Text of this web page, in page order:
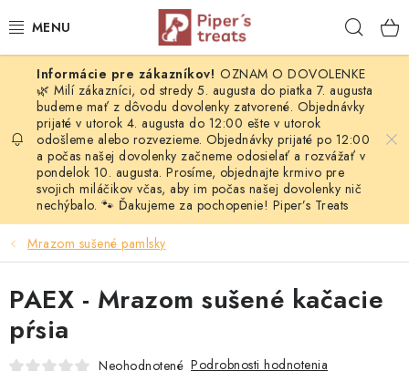
na
NAŠE SPRÁVY
PIPER'S NOVINKY
BARF PRE PSOV
BARF PRE MAČKY
MRAZOM SUŠENÉ PAMLSKY
SUŠENÉ KOMPLETNÉ MENU
VÝPREDAJ
OZNAM O DOVOLENKE
🌿 Milí zákazníci, od stredy 5. augusta do piatka 7. augusta
budeme mať z dôvodu dovolenky zatvorené. Objednávky
prijaté v utorok 4. augusta do 12:00 ešte v utorok
odošleme alebo rozvezieme. Objednávky prijaté po 12:00
a počas našej dovolenky začneme odosielať a rozvážať v
pondelok 10. augusta. Prosíme, objednajte krmivo pre
svojich miláčikov včas, aby im počas našej dovolenky nič
nechýbalo. 🐾 Ďakujeme za pochopenie! Piper’s Treats
Mrazom sušené pamlsky
PAEX - Mrazom sušené kačacie
pŕsia
Neohodnotené Podrobnosti hodnotenia